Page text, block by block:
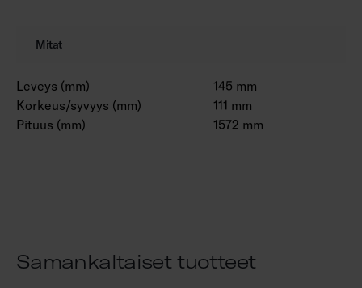
Mitat
Leveys (mm)
145 mm
Korkeus/syvyys (mm)
111 mm
Pituus (mm)
1572 mm
Samankaltaiset tuotteet